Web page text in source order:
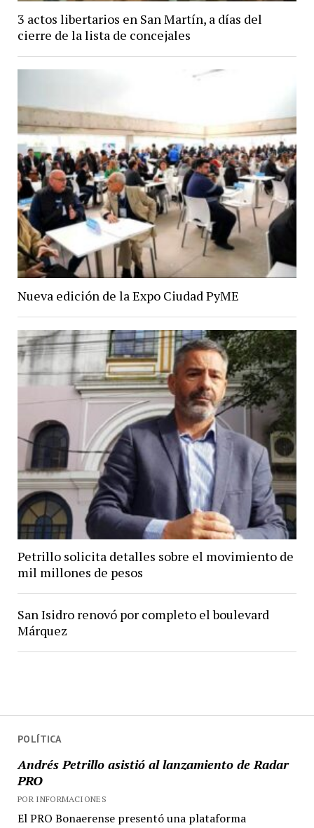
POLÍTICA
Andrés Petrillo asistió al lanzamiento de Radar
PRO
POR INFORMACIONES
El PRO Bonaerense presentó una plataforma
3 actos libertarios en San Martín, a días del
cierre de la lista de concejales
Nueva edición de la Expo Ciudad PyME
Petrillo solicita detalles sobre el movimiento de
mil millones de pesos
San Isidro renovó por completo el boulevard
Márquez